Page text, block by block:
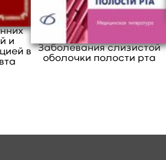
после регистрации
и
в
Заболевания слизистой
оболочки полости рта